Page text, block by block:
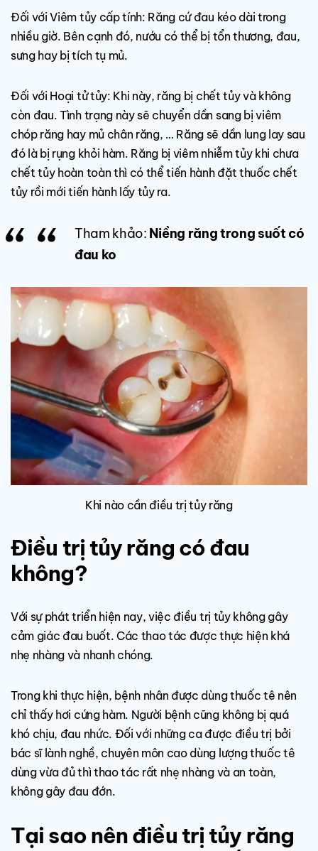
Đối với Viêm tủy cấp tính: Răng cứ đau kéo dài trong
nhiều giờ. Bên cạnh đó, nướu có thể bị tổn thương, đau,
sưng hay bị tích tụ mủ.
Đối với Hoại tử tủy: Khi này, răng bị chết tủy và không
còn đau. Tình trạng này sẽ chuyển dần sang bị viêm
chóp răng hay mủ chân răng, … Răng sẽ dần lung lay sau
đó là bị rụng khỏi hàm. Răng bị viêm nhiễm tủy khi chưa
chết tủy hoàn toàn thì có thể tiến hành đặt thuốc chết
tủy rồi mới tiến hành lấy tủy ra.
Tham khảo: Niềng răng trong suốt có
đau ko
Khi nào cần điều trị tủy răng
Điều trị tủy răng có đau
không?
Với sự phát triển hiện nay, việc điều trị tủy không gây
cảm giác đau buốt. Các thao tác được thực hiện khá
nhẹ nhàng và nhanh chóng.
Trong khi thực hiện, bệnh nhân được dùng thuốc tê nên
chỉ thấy hơi cứng hàm. Người bệnh cũng không bị quá
khó chịu, đau nhức. Đối với những ca được điều trị bởi
bác sĩ lành nghề, chuyên môn cao dùng lượng thuốc tê
dùng vừa đủ thì thao tác rất nhẹ nhàng và an toàn,
không gây đau đớn.
Tại sao nên điều trị tủy răng